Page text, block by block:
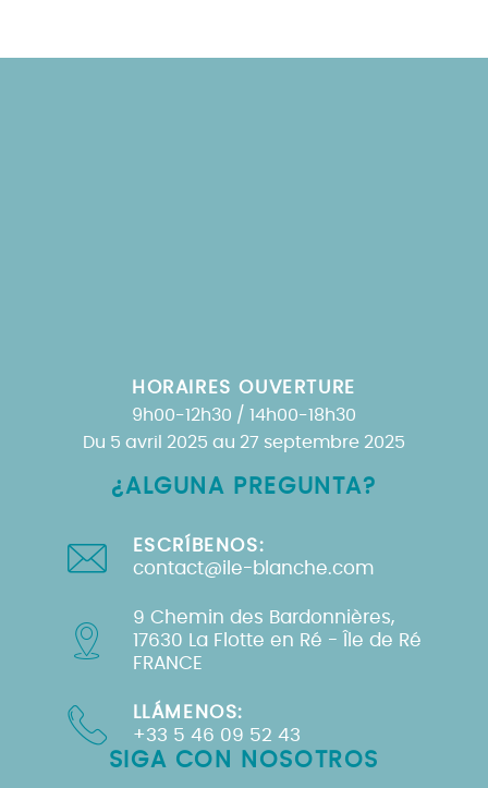
¿ALGUNA PREGUNTA?
ESCRÍBENOS:
contact@ile-blanche.com
9 Chemin des Bardonnières,
17630 La Flotte en Ré - Île de Ré
FRANCE
LLÁMENOS:
+33 5 46 09 52 43
HORAIRES OUVERTURE
9h00-12h30 / 14h00-18h30
Du 5 avril 2025 au 27 septembre 2025
SIGA CON NOSOTROS